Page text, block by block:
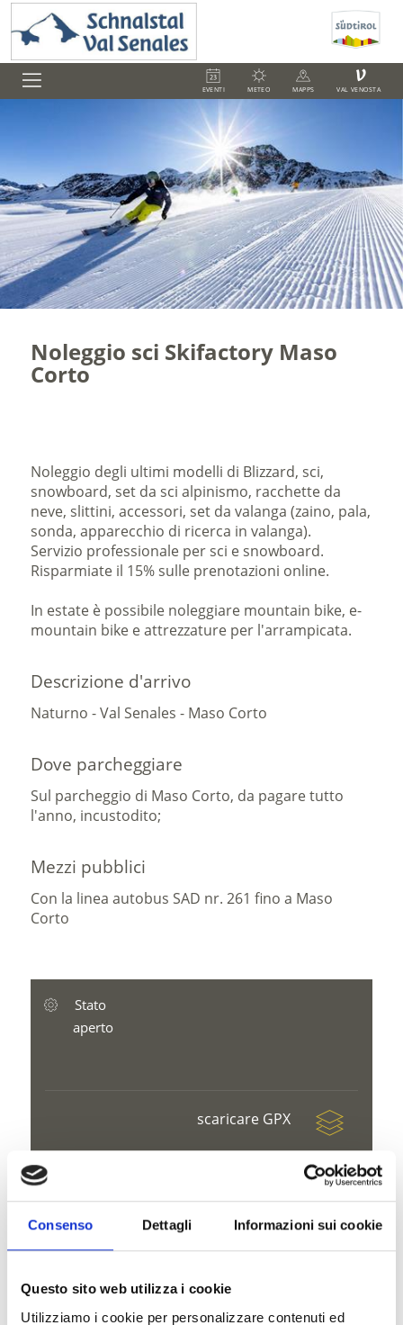
Consenso Dettagli Informazioni sui cookie
Questo sito web utilizza i cookie
Utilizziamo i cookie per personalizzare contenuti ed
EVENTI METEO MAPPS
V
VAL VENOSTA
Noleggio sci Skifactory Maso
Corto
Noleggio degli ultimi modelli di Blizzard, sci,
snowboard, set da sci alpinismo, racchette da
neve, slittini, accessori, set da valanga (zaino, pala,
sonda, apparecchio di ricerca in valanga).
Servizio professionale per sci e snowboard.
Risparmiate il 15% sulle prenotazioni online.
In estate è possibile noleggiare mountain bike, e-
mountain bike e attrezzature per l'arrampicata.
Descrizione d'arrivo
Naturno - Val Senales - Maso Corto
Dove parcheggiare
Sul parcheggio di Maso Corto, da pagare tutto
l'anno, incustodito;
Mezzi pubblici
Con la linea autobus SAD nr. 261 fino a Maso
Corto
Stato
aperto
scaricare GPX
V